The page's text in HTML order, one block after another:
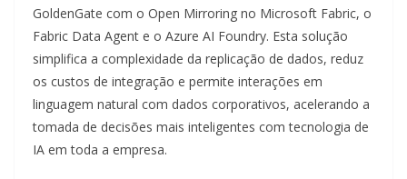
GoldenGate com o Open Mirroring no Microsoft Fabric, o
Fabric Data Agent e o Azure AI Foundry. Esta solução
simplifica a complexidade da replicação de dados, reduz
os custos de integração e permite interações em
linguagem natural com dados corporativos, acelerando a
tomada de decisões mais inteligentes com tecnologia de
IA em toda a empresa.